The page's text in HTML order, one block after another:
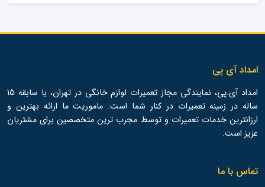
امداد آی پی
امداد آی.پی، نمایندگی مجاز تعمیرات لوازم خانگی در تهران، با سابقه 15
ساله در زمینه تعمیرات در کنار شما است. ماموریت ما ارائه بهترین و
ارزانترین خدمات تعمیرات و توسط مجرب ترین متخصصین برای مشتریان
عزیز است.
تماس با ما